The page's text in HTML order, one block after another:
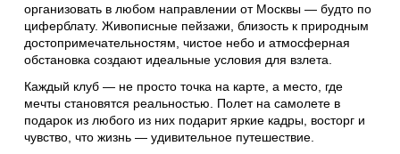
организовать в любом направлении от Москвы — будто по
циферблату. Живописные пейзажи, близость к природным
достопримечательностям, чистое небо и атмосферная
обстановка создают идеальные условия для взлета.
Каждый клуб — не просто точка на карте, а место, где
мечты становятся реальностью. Полет на самолете в
подарок из любого из них подарит яркие кадры, восторг и
чувство, что жизнь — удивительное путешествие.